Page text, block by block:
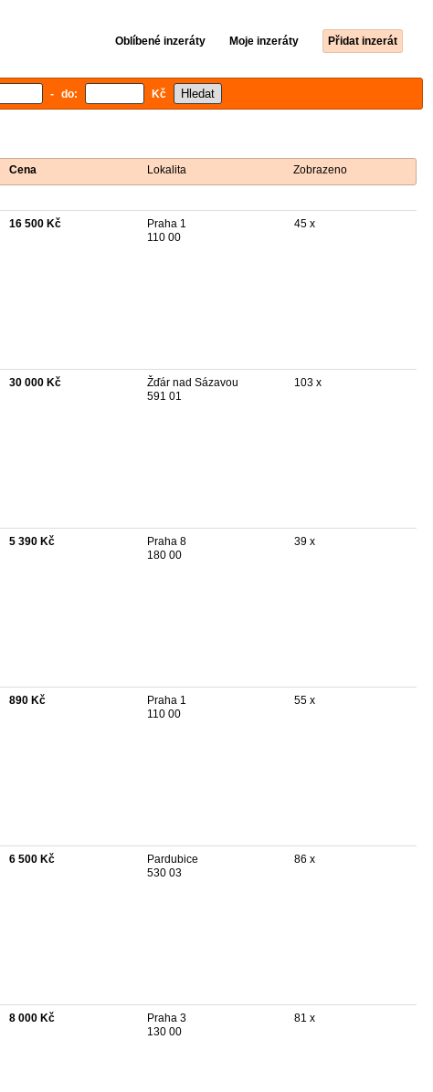
Oblíbené inzeráty Moje inzeráty Přidat inzerát
- do: Kč
Cena Lokalita Zobrazeno
16 500 Kč
Praha 1
110 00
45 x
30 000 Kč
Žďár nad Sázavou
591 01
103 x
5 390 Kč
Praha 8
180 00
39 x
890 Kč
Praha 1
110 00
55 x
6 500 Kč
Pardubice
530 03
86 x
8 000 Kč
Praha 3
130 00
81 x